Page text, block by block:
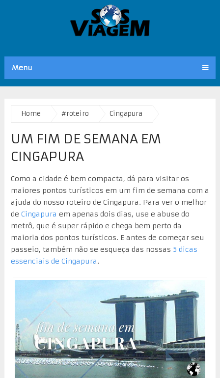
Menu
Home #roteiro Cingapura
UM FIM DE SEMANA EM
CINGAPURA
Como a cidade é bem compacta, dá para visitar os
maiores pontos turísticos em um fim de semana com a
ajuda do nosso roteiro de Cingapura. Para ver o melhor
de Cingapura em apenas dois dias, use e abuse do
metrô, que é super rápido e chega bem perto da
maioria dos pontos turísticos. E antes de começar seu
passeio, também não se esqueça das nossas 5 dicas
essenciais de Cingapura.